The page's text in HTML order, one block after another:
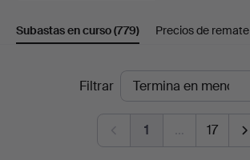
Subastas en curso(779) Precios de remate
SubastasFiltrar
1 … 17